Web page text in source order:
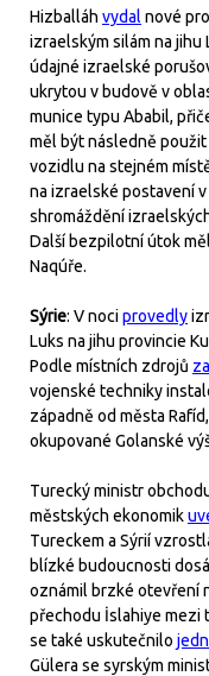
Hizballáh vydal nové
izraelským silám na jihu
údajné izraelské
ukrytou v budově v
munice typu Ababil,
měl být následně
vozidlu na stejném
na izraelské postavení
shromáždění
Další bezpilotní útok
Naqúře.
Sýrie: V nociprovedly
Luks na jihu provincie
Podle místních zdrojů
vojenské techniky
západně od města
okupované Golanské
Turecký ministr
městských ekonomik
Tureckem a Sýrií
blízké budoucnosti
oznámil brzké otevření
přechodu İslahiye mezi
se také uskutečnilo
Gülera se syrským